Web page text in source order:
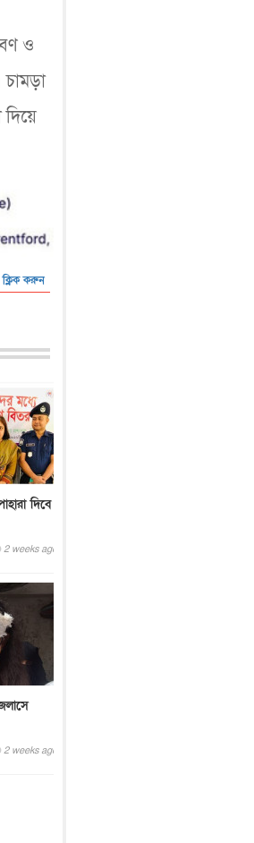
ও
ক্লিক করুন
দিবে
2 weeks ago
2 weeks ago